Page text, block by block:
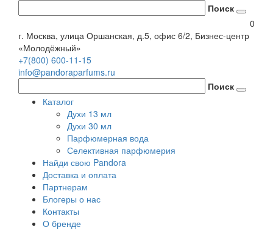
Поиск
0
г. Москва, улица Оршанская, д.5, офис 6/2, Бизнес-центр
«Молодёжный»
+7(800) 600-11-15
info@pandoraparfums.ru
Поиск
Каталог
Духи 13 мл
Духи 30 мл
Парфюмерная вода
Селективная парфюмерия
Найди свою Pandora
Доставка и оплата
Партнерам
Блогеры о нас
Контакты
О бренде